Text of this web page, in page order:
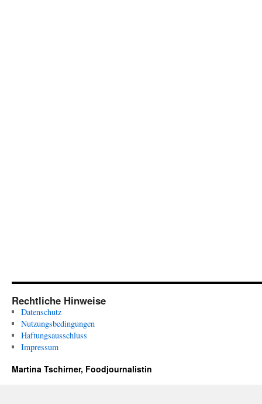
Rechtliche Hinweise
Datenschutz
Nutzungsbedingungen
Haftungsausschluss
Impressum
Martina Tschirner, Foodjournalistin